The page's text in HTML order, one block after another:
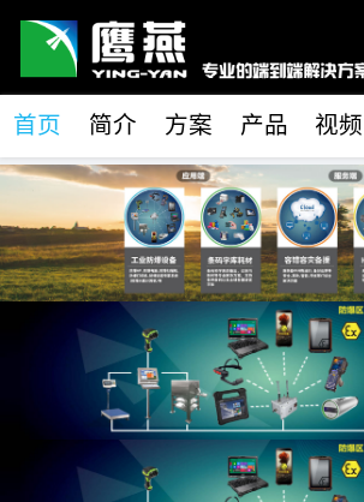
首页 简介 方案 产品 视频